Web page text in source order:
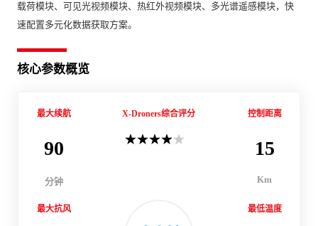
载荷模块、可见光视频模块、热红外视频模块、多光谱遥感模块，快
速配置多元化数据获取方案。
核心参数概览
X-Droners综合评分
最大续航
90
分钟
控制距离
15
Km
最大抗风 最低温度